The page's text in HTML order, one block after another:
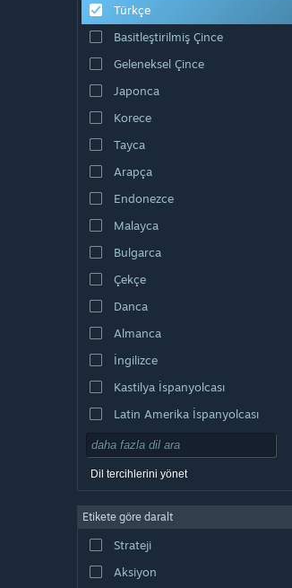
Türkçe
Basitleştirilmiş Çince
Geleneksel Çince
Japonca
Korece
Tayca
Arapça
Endonezce
Malayca
Bulgarca
Çekçe
Danca
Almanca
İngilizce
Kastilya İspanyolcası
Latin Amerika İspanyolcası
Dil tercihlerini yönet
Etikete göre daralt
Strateji
Aksiyon